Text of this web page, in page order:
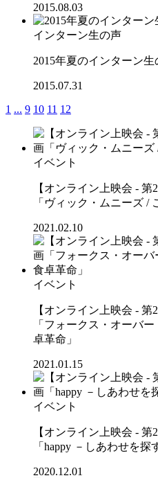
2015.08.03
インターン生の声
2015年夏のインターン
2015.07.31
1 ... 9 10 11 12
イベント
【オンライン上映会 - 第
「ヴィック・ムニーズ /
2021.02.10
イベント
【オンライン上映会 - 第
「フォークス・オーバ
卓革命」
2021.01.15
イベント
【オンライン上映会 - 第
「happy －しあわせを探
2020.12.01